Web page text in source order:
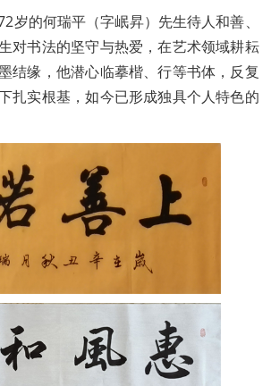
岁的何瑞平（字岷昇）先生待人和善、
对书法的坚守与热爱，在艺术领域耕耘
结缘，他潜心临摹楷、行等书体，反复
扎实根基，如今已形成独具个人特色的